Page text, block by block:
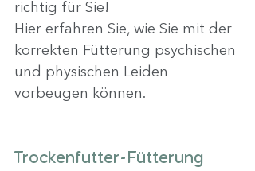
richtig für Sie!
Hier erfahren Sie, wie Sie mit der
korrekten Fütterung psychischen
und physischen Leiden
vorbeugen können.
Trockenfutter-Fütterung